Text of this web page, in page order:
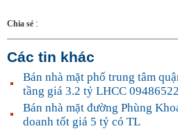
Chia sẻ :
Các tin khác
Bán nhà mặt phố trung tâm
tầng giá 3.2 tỷ LHCC
Bán nhà mặt đường Phùng
doanh tốt giá 5 tỷ có TL